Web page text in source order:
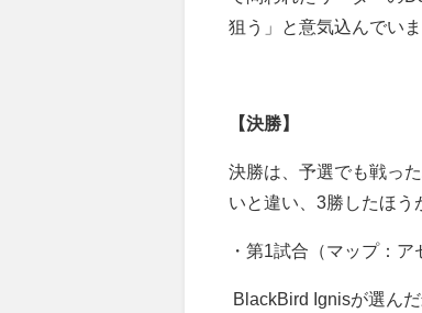
狙う」と意気込んでいま
​【決勝】
決勝は、予選でも戦った
いと違い、 3勝したほう
・第1試合（マップ：ア
BlackBird Ignisが選ん